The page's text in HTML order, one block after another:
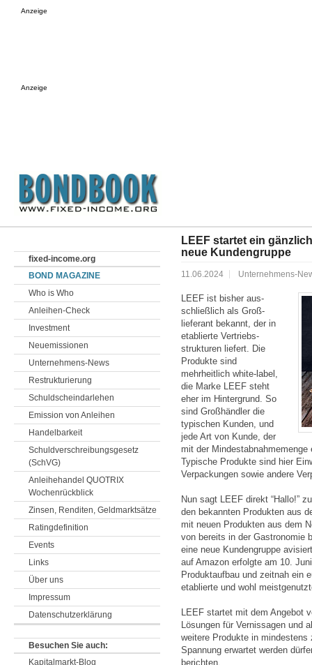
Anzeige
Anzeige
LEEF startet ein
neue Kundengruppe
11.06.2024 Unternehmens-
LEEF ist bisher aus­
schließlich als Groß­
lieferant bekannt, der in
etablierte Vertriebs­
strukturen liefert. Die
Produkte sind
mehrheitlich white-label,
die Marke LEEF steht
eher im Hintergrund. So
sind Großhändler die
typischen Kunden, und
jede Art von Kunde, der
mit der
Typische Produkte sind hier
Verpackungen sowie andere
Nun sagt LEEF direkt “Hallo!”
den bekannten Produkten aus
mit neuen Produkten aus dem
von bereits in der Gastronomie
eine neue Kundengruppe
auf Amazon erfolgte am 10.
Produktaufbau und zeitnah ein
etablierte und wohl
LEEF startet mit dem Angebot
Lösungen für Vernissagen und
weitere Produkte in
Spannung erwartet werden
berichten.
fixed-income.org
BOND MAGAZINE
Who is Who
Anleihen-Check
Investment
Neuemissionen
Unternehmens-News
Restrukturierung
Schuldscheindarlehen
Emission von Anleihen
Handelbarkeit
Schuldverschreibungsgesetz
(SchVG)
Anleihehandel QUOTRIX
Wochenrückblick
Zinsen, Renditen, Geldmarktsätze
Ratingdefinition
Events
Links
Über uns
Impressum
Datenschutzerklärung
Besuchen Sie auch:
Kapitalmarkt-Blog